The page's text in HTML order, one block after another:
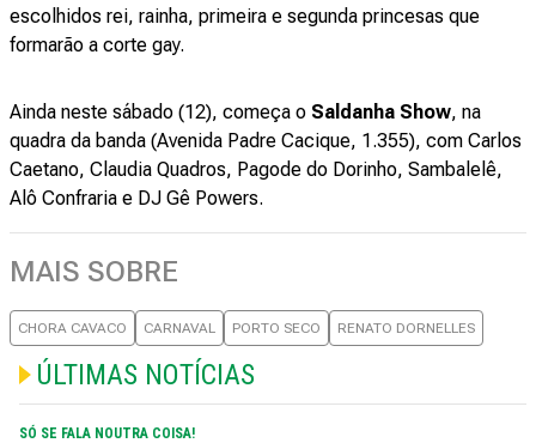
escolhidos rei, rainha, primeira e segunda princesas que
formarão a corte gay.
Ainda neste sábado (12), começa o Saldanha Show, na
quadra da banda (Avenida Padre Cacique, 1.355), com Carlos
Caetano, Claudia Quadros, Pagode do Dorinho, Sambalelê,
Alô Confraria e DJ Gê Powers.
MAIS SOBRE
CHORA CAVACO CARNAVAL PORTO SECO RENATO DORNELLES
ÚLTIMAS NOTÍCIAS
SÓ SE FALA NOUTRA COISA!